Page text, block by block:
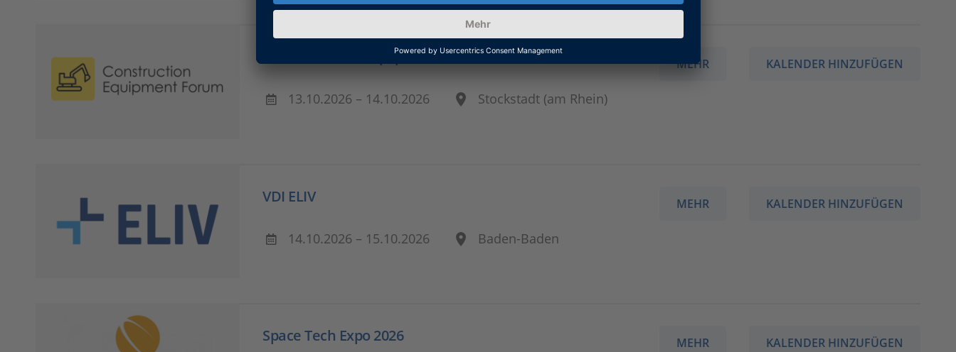
9. Construction Equipment Forum
13.10.2026 – 14.10.2026 Stockstadt (am Rhein)
MEHR KALENDER HINZUFÜGEN
VDI ELIV
14.10.2026 – 15.10.2026 Baden-Baden
MEHR KALENDER HINZUFÜGEN
Space Tech Expo 2026 MEHR KALENDER HINZUFÜGEN